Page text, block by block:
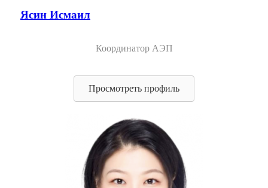
Ясин Исмаил
Координатор АЭП
Просмотреть профиль